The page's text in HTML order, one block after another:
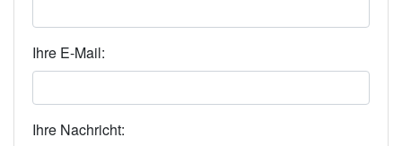
Ihre E-Mail:
Ihre Nachricht: